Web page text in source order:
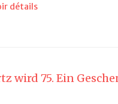
détails
wird 75. Ein